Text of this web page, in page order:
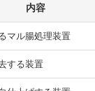
内容
マル腸処理装置
する装置